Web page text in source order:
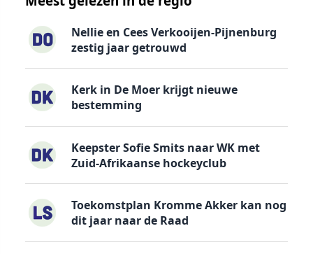
Nellie en Cees Verkooijen-Pijnenburg
zestig jaar getrouwd
Kerk in De Moer krijgt nieuwe
bestemming
Keepster Sofie Smits naar WK met
Zuid-Afrikaanse hockeyclub
Toekomstplan Kromme Akker kan nog
dit jaar naar de Raad